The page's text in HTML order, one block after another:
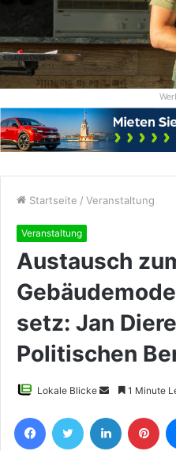
Startseite / Veranstaltung
Veranstaltung
Austausch
setz: Jan
Politischen
Lokale Blicke
Sende
eine
E-
1 Minute
FacebookTwitter LinkedIn